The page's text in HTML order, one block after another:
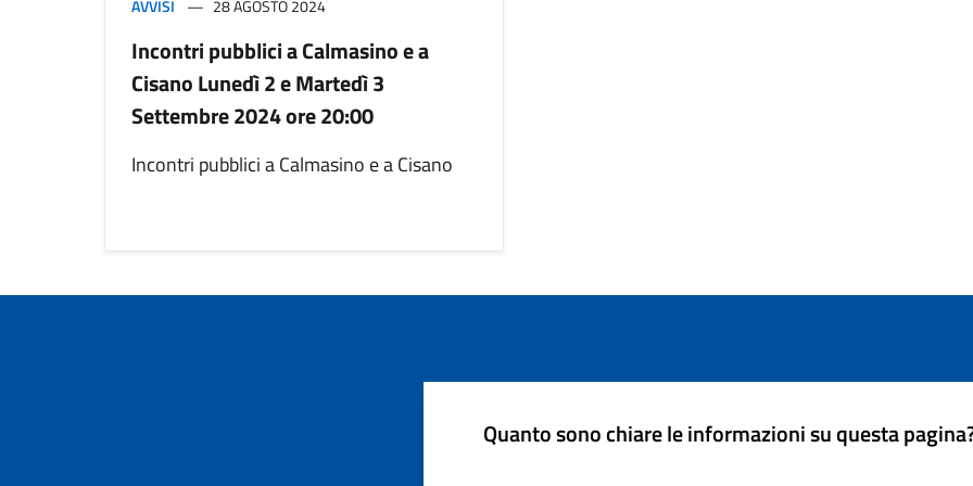
AVVISI 28 AGOSTO 2024
Incontri pubblici a Calmasino e a
Cisano Lunedì 2 e Martedì 3
Settembre 2024 ore 20:00
Incontri pubblici a Calmasino e a Cisano
Quanto sono chiare le informazioni su questa